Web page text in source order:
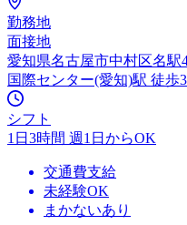
勤務地
面接地
愛知県名古屋市中村区名駅
国際センター(愛知)駅 徒歩
シフト
1日3時間 週1日からOK
交通費支給
未経験OK
まかないあり